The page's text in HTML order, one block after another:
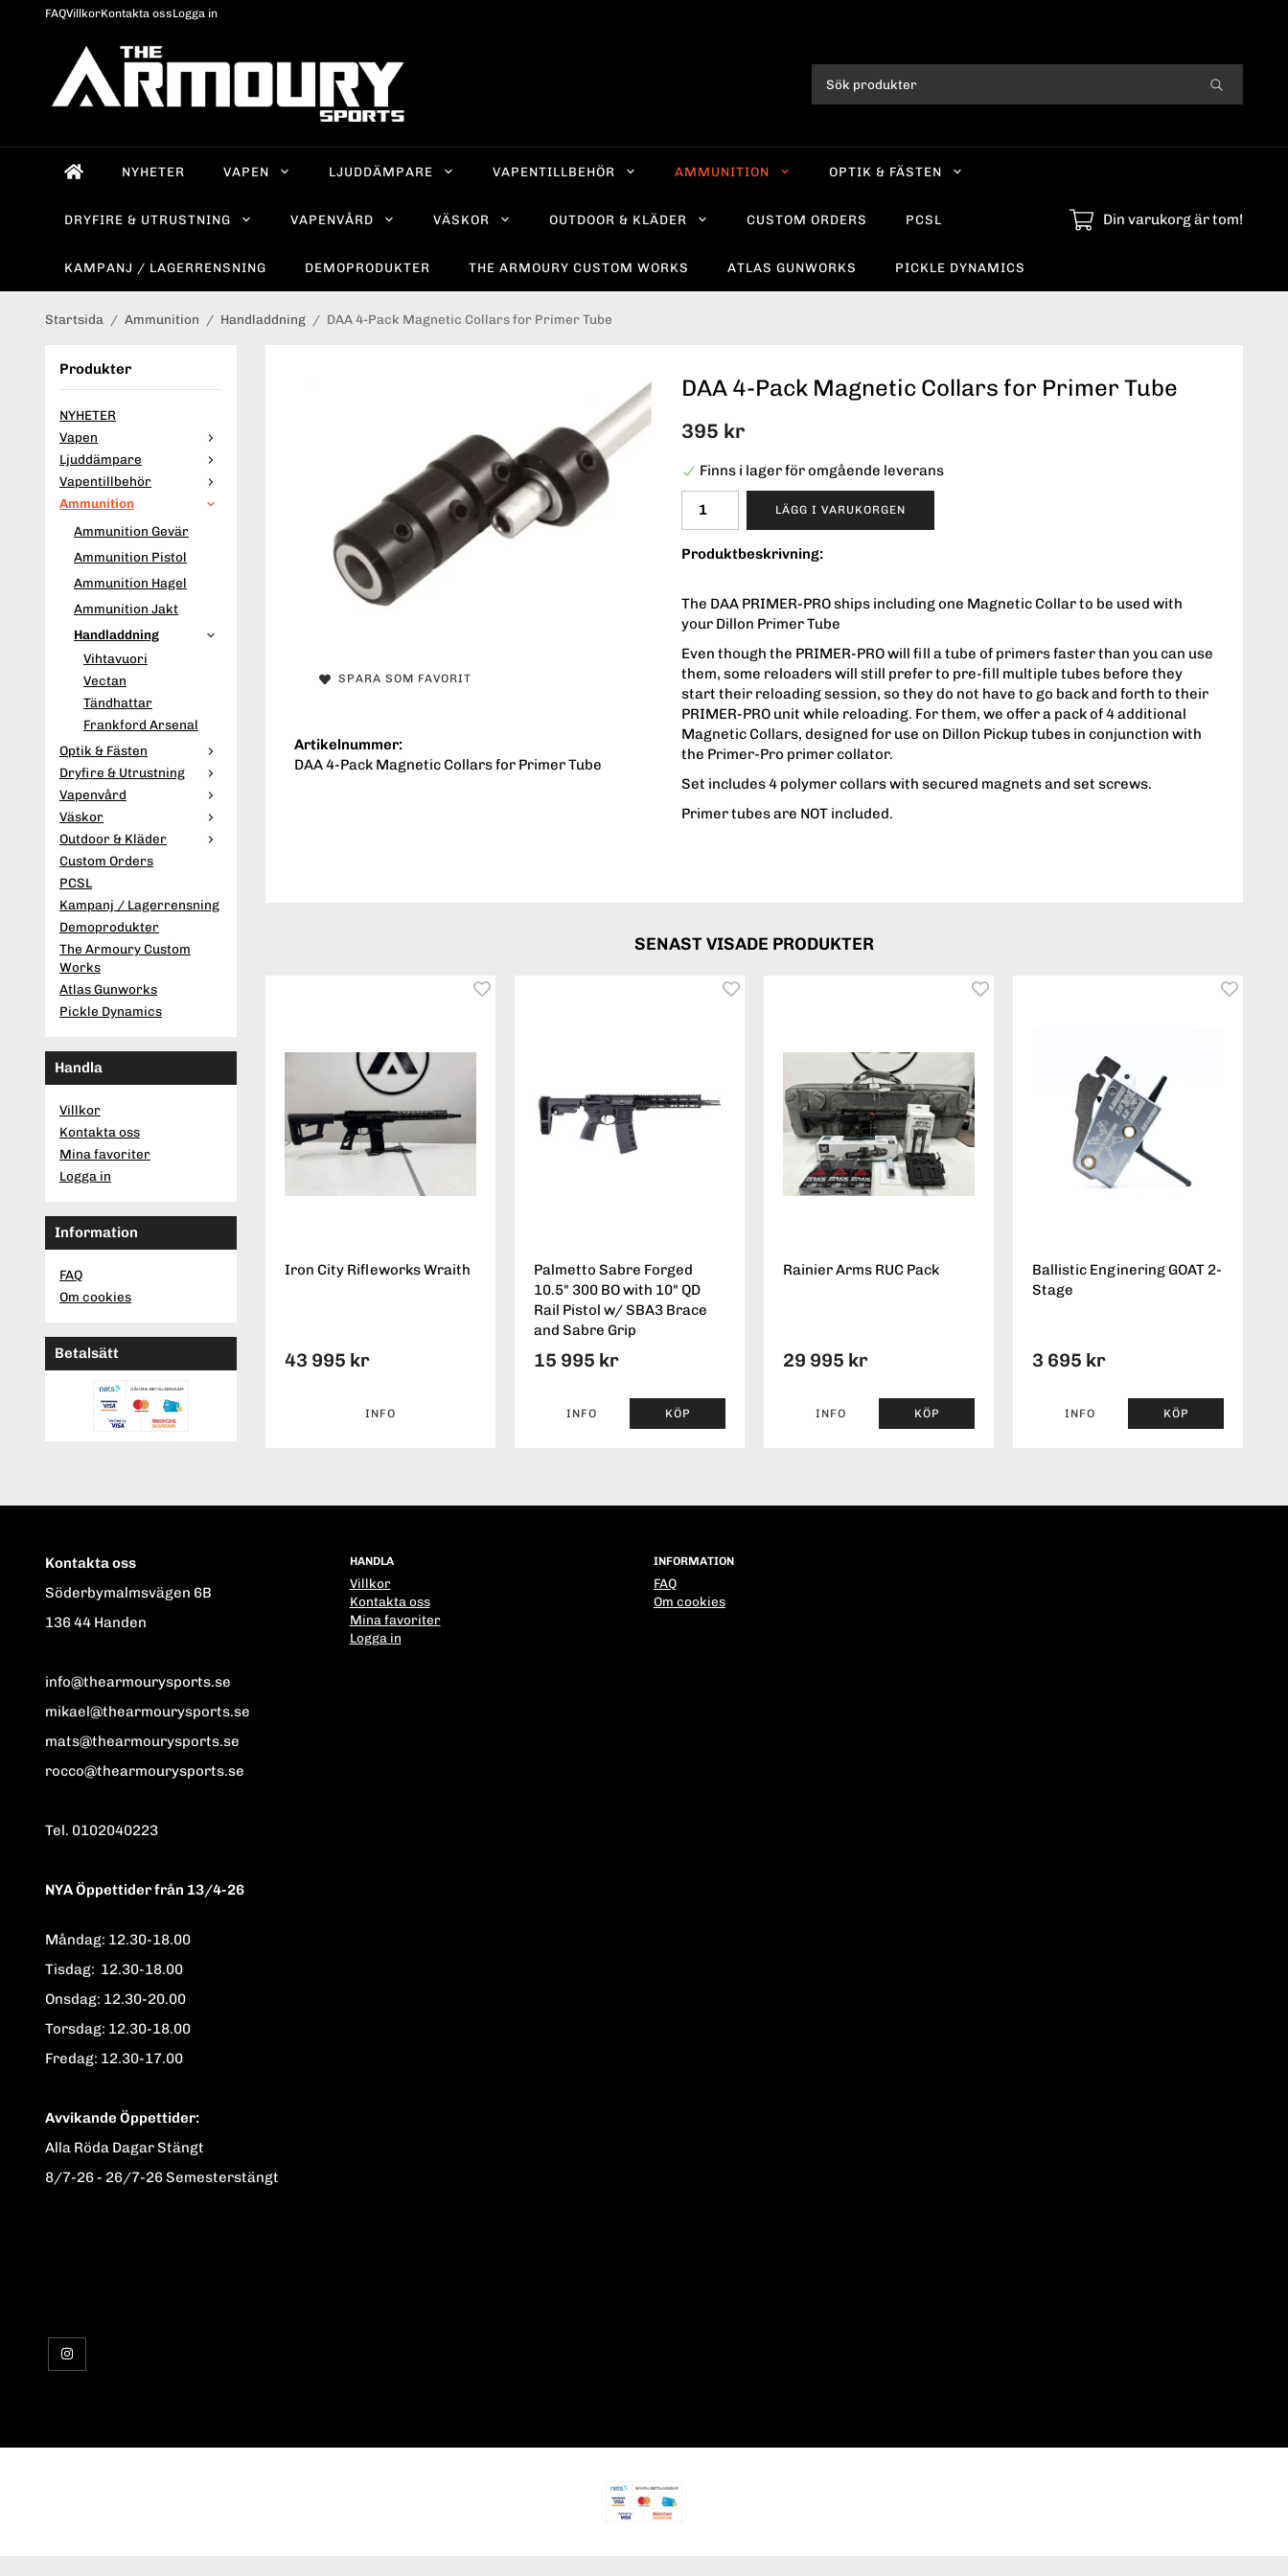
FAQVillkorKontakta ossLogga in
NYHETER VAPEN LJUDDÄMPARE VAPENTILLBEHÖR AMMUNITION OPTIK & FÄSTEN
DRYFIRE & UTRUSTNING VAPENVÅRD VÄSKOR OUTDOOR & KLÄDER CUSTOM ORDERS PCSL
KAMPANJ / LAGERRENSNING DEMOPRODUKTER THE ARMOURY CUSTOM WORKS ATLAS GUNWORKS PICKLE DYNAMICS
Din varukorg är tom!
Startsida / Ammunition / Handladdning / DAA 4-Pack Magnetic Collars for Primer Tube
Produkter
NYHETER
Vapen
Ljuddämpare
Vapentillbehör
Ammunition
Ammunition Gevär
Ammunition Pistol
Ammunition Hagel
Ammunition Jakt
Handladdning
Vihtavuori
Vectan
Tändhattar
Frankford Arsenal
Optik & Fästen
Dryfire & Utrustning
Vapenvård
Väskor
Outdoor & Kläder
Custom Orders
PCSL
Kampanj / Lagerrensning
Demoprodukter
The Armoury Custom
Works
Atlas Gunworks
Pickle Dynamics
Handla
Villkor
Kontakta oss
Mina favoriter
Logga in
Information
FAQ
Om cookies
Betalsätt
DAA 4-Pack Magnetic Collars for Primer Tube
395 kr
Finns i lager för omgående leverans
LÄGG I VARUKORGEN
Produktbeskrivning:
The DAA PRIMER-PRO ships including one Magnetic Collar to be used with
your Dillon Primer Tube
Even though the PRIMER-PRO will fill a tube of primers faster than you can use
them, some reloaders will still prefer to pre-fill multiple tubes before they
start their reloading session, so they do not have to go back and forth to their
PRIMER-PRO unit while reloading. For them, we offer a pack of 4 additional
Magnetic Collars, designed for use on Dillon Pickup tubes in conjunction with
the Primer-Pro primer collator.
Set includes 4 polymer collars with secured magnets and set screws.
Primer tubes are NOT included.
SPARA SOM FAVORIT
Artikelnummer:
DAA 4-Pack Magnetic Collars for Primer Tube
SENAST VISADE PRODUKTER
Iron City Rifleworks Wraith
43 995 kr
INFO
Palmetto Sabre Forged
10.5" 300 BO with 10" QD
Rail Pistol w/ SBA3 Brace
and Sabre Grip
15 995 kr
INFO KÖP
Rainier Arms RUC Pack
29 995 kr
INFO KÖP
Ballistic Enginering GOAT 2-
Stage
3 695 kr
INFO KÖP
Kontakta oss
Söderbymalmsvägen 6B
136 44 Handen
info@thearmourysports.se
mikael@thearmourysports.se
mats@thearmourysports.se
rocco@thearmourysports.se
Tel. 0102040223
NYA Öppettider från 13/4-26
Måndag: 12.30-18.00
Tisdag: 12.30-18.00
Onsdag: 12.30-20.00
Torsdag: 12.30-18.00
Fredag: 12.30-17.00
Avvikande Öppettider:
Alla Röda Dagar Stängt
8/7-26 - 26/7-26 Semesterstängt
HANDLA
Villkor
Kontakta oss
Mina favoriter
Logga in
INFORMATION
FAQ
Om cookies